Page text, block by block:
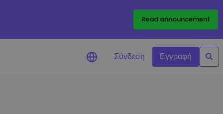
Read announcement
Σύνδεση Εγγραφή